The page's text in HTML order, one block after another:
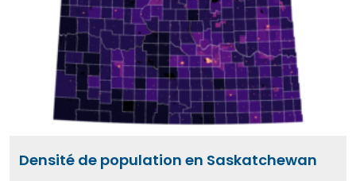
Densité de population en Saskatchewan